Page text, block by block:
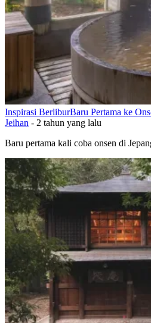
Inspirasi BerliburBaru Pertama ke
Jeihan - 2 tahun yang lalu
Baru pertama kali coba onsen di